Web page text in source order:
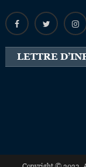
LETTRE